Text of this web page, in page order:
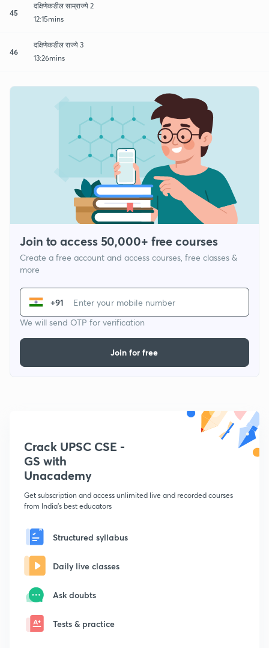
45
दक्षिणेकडील साम्राज्ये 2
12:15mins
46
दक्षिणेकडील राज्ये 3
13:26mins
Join to access 50,000+ free courses
Create a free account and access courses, free classes &
more
+91
We will send OTP for verification
Join for free
Crack UPSC CSE -
GS with
Unacademy
Get subscription and access unlimited live and recorded courses
from India's best educators
Structured syllabus
Daily live classes
Ask doubts
Tests & practice